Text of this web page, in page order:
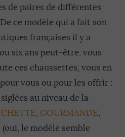
de paires de différentes
ce modèle qui a fait son
françaises il y a
six ans peut-être, vous
ces chaussettes, vous en
vous ou pour les offrir :
au niveau de la
, GOURMANDE,
(oui, le modèle semble